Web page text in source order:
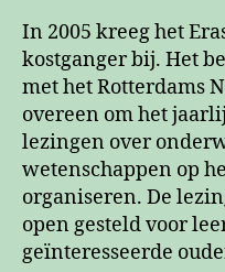
In 2005 kreeg het
kostganger bij. Het
met het Rotterdams
overeen om het
lezingen over
wetenschappen op
organiseren. De
open gesteld voor
geïnteresseerde